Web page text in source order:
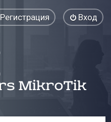
Вход
Регистрация